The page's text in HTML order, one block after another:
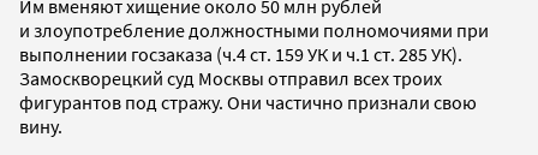
Им вменяют хищение около 50 млн рублей
и злоупотребление должностными полномочиями при
выполнении госзаказа (ч.4 ст. 159 УК и ч.1 ст. 285 УК).
Замоскворецкий суд Москвы отправил всех троих
фигурантов под стражу. Они частично признали свою
вину.